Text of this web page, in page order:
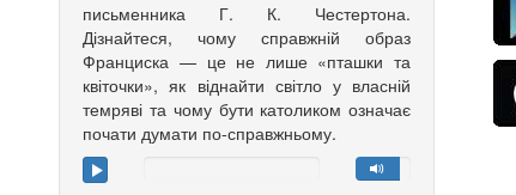
письменника Г. К. Честертона.
Дізнайтеся, чому справжній образ
Франциска — це не лише «пташки та
квіточки», як віднайти світло у власній
темряві та чому бути католиком означає
почати думати по-справжньому.